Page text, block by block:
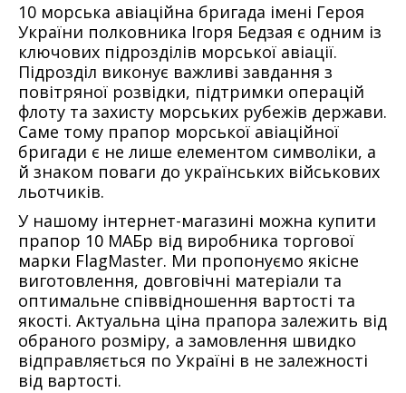
10 морська авіаційна бригада імені Героя
України полковника Ігоря Бедзая є одним із
ключових підрозділів морської авіації.
Підрозділ виконує важливі завдання з
повітряної розвідки, підтримки операцій
флоту та захисту морських рубежів держави.
Саме тому прапор морської авіаційної
бригади є не лише елементом символіки, а
й знаком поваги до українських військових
льотчиків.
У нашому інтернет-магазині можна купити
прапор 10 МАБр від виробника торгової
марки FlagMaster. Ми пропонуємо якісне
виготовлення, довговічні матеріали та
оптимальне співвідношення вартості та
якості. Актуальна ціна прапора залежить від
обраного розміру, а замовлення швидко
відправляється по Україні в не залежності
від вартості.